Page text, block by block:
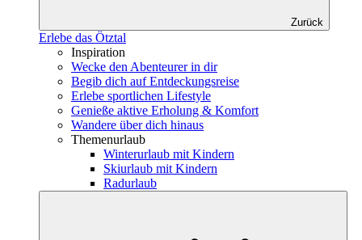
Zurück
Erlebe das Ötztal
Inspiration
Wecke den Abenteurer in dir
Begib dich auf Entdeckungsreise
Erlebe sportlichen Lifestyle
Genieße aktive Erholung & Komfort
Wandere über dich hinaus
Themenurlaub
Winterurlaub mit Kindern
Skiurlaub mit Kindern
Radurlaub